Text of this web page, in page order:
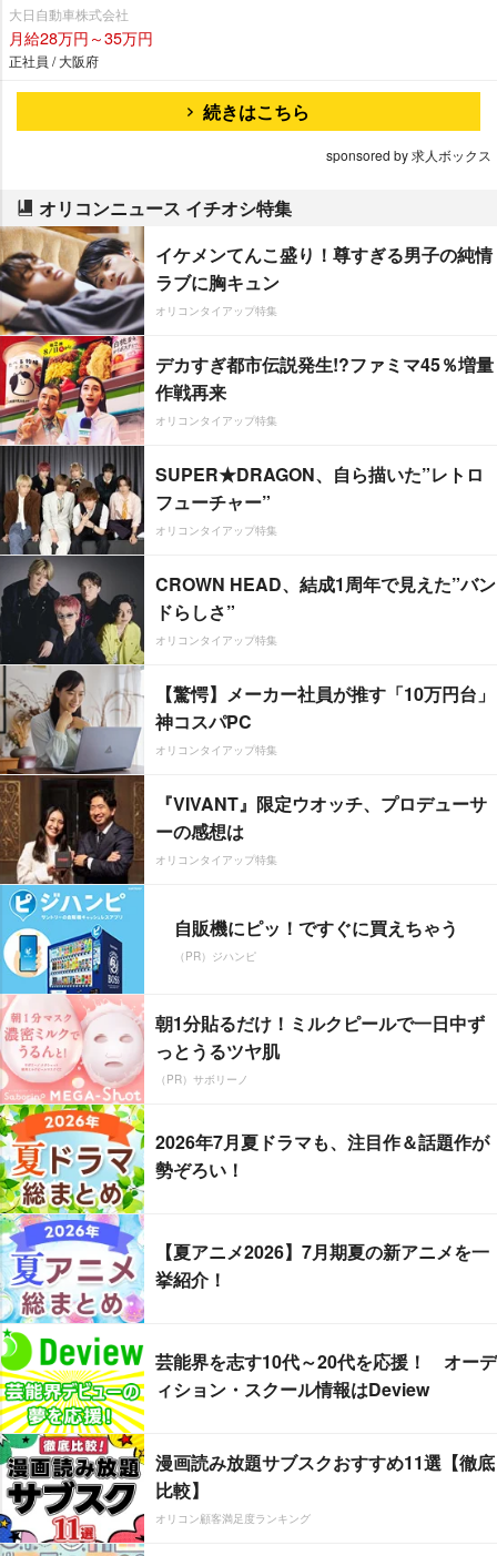
大日自動車株式会社
月給28万円～35万円
正社員 / 大阪府
続きはこちら
sponsored by 求人ボックス
オリコンニュース イチオシ特集
イケメンてんこ盛り！尊すぎる男子の純情
ラブに胸キュン
オリコンタイアップ特集
デカすぎ都市伝説発生!?ファミマ45％増量
作戦再来
オリコンタイアップ特集
SUPER★DRAGON、自ら描いた”レトロ
フューチャー”
オリコンタイアップ特集
CROWN HEAD、結成1周年で見えた”バン
ドらしさ”
オリコンタイアップ特集
【驚愕】メーカー社員が推す「10万円台」
神コスパPC
オリコンタイアップ特集
『VIVANT』限定ウオッチ、プロデューサ
ーの感想は
オリコンタイアップ特集
自販機にピッ！ですぐに買えちゃう
（PR）ジハンピ
朝1分貼るだけ！ミルクピールで一日中ず
っとうるツヤ肌
（PR）サボリーノ
2026年7月夏ドラマも、注目作＆話題作が
勢ぞろい！
【夏アニメ2026】7月期夏の新アニメを一
挙紹介！
芸能界を志す10代～20代を応援！ オーデ
ィション・スクール情報はDeview
漫画読み放題サブスクおすすめ11選【徹底
比較】
オリコン顧客満足度ランキング